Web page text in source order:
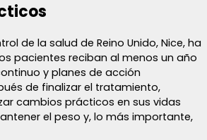
de la salud de Reino Unido, Nice, ha
pacientes reciban al menos un año
y planes de acción
de finalizar el tratamiento,
cambios prácticos en sus vidas
el peso y, lo más importante,